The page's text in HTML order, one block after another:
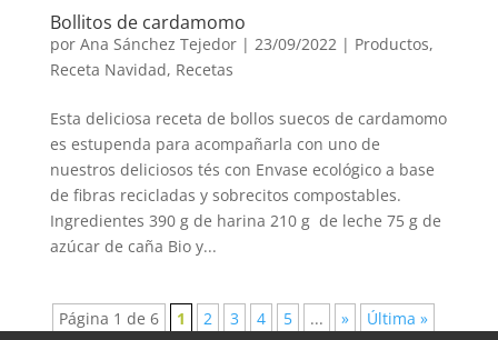
Bollitos de cardamomo
por Ana Sánchez Tejedor| 23/09/2022 | Productos,
Receta Navidad, Recetas
Esta deliciosa receta de bollos suecos de cardamomo
es estupenda para acompañarla con uno de
nuestros deliciosos tés con Envase ecológico a base
de fibras recicladas y sobrecitos compostables.
Ingredientes 390 g de harina 210 g de leche 75 g de
azúcar de caña Bio y...
Página 1 de 6 1 2 3 4 5 ... » Última »